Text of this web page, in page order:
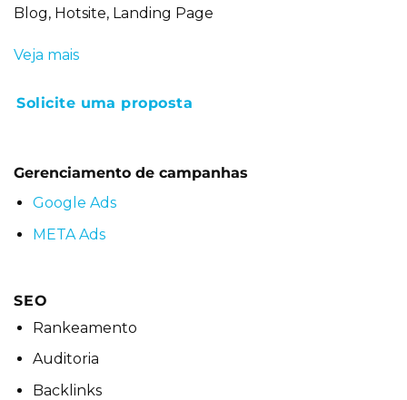
Blog, Hotsite, Landing Page
Veja mais
Solicite uma proposta
Gerenciamento de campanhas
Google Ads
META Ads
SEO
Rankeamento
Auditoria
Backlinks